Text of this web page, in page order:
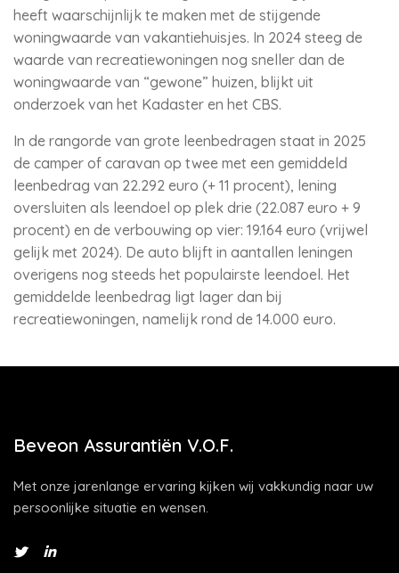
heeft waarschijnlijk te maken met de stijgende
woningwaarde van vakantiehuisjes. In 2024 steeg de
waarde van recreatiewoningen nog sneller dan de
woningwaarde van “gewone” huizen, blijkt uit
onderzoek van het Kadaster en het CBS.
In de rangorde van grote leenbedragen staat in 2025
de camper of caravan op twee met een gemiddeld
leenbedrag van 22.292 euro (+ 11 procent), lening
oversluiten als leendoel op plek drie (22.087 euro + 9
procent) en de verbouwing op vier: 19.164 euro (vrijwel
gelijk met 2024). De auto blijft in aantallen leningen
overigens nog steeds het populairste leendoel. Het
gemiddelde leenbedrag ligt lager dan bij
recreatiewoningen, namelijk rond de 14.000 euro.
Beveon Assurantiën V.O.F.
Met onze jarenlange ervaring kijken wij vakkundig naar uw
persoonlijke situatie en wensen.